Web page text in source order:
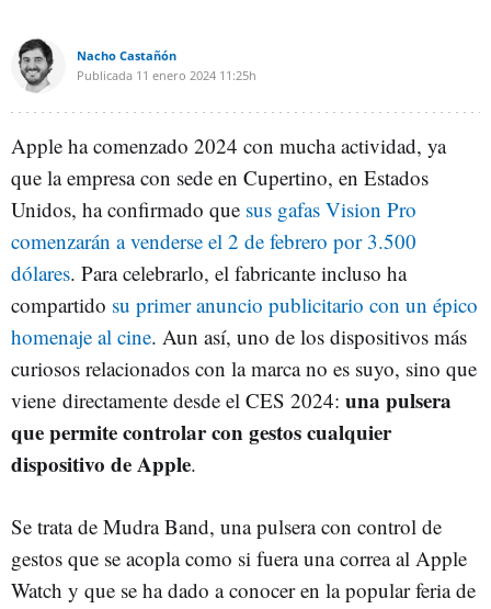
Nacho Castañón
Publicada 11 enero 2024 11:25h
Apple ha comenzado 2024 con mucha actividad, ya
que la empresa con sede en Cupertino, en Estados
Unidos, ha confirmado que sus gafas Vision Pro
comenzarán a venderse el 2 de febrero por 3.500
dólares. Para celebrarlo, el fabricante incluso ha
compartido su primer anuncio publicitario con un épico
homenaje al cine. Aun así, uno de los dispositivos más
curiosos relacionados con la marca no es suyo, sino que
viene directamente desde el CES 2024: una pulsera
que permite controlar con gestos cualquier
dispositivo de Apple.
Se trata de Mudra Band, una pulsera con control de
gestos que se acopla como si fuera una correa al Apple
Watch y que se ha dado a conocer en la popular feria de